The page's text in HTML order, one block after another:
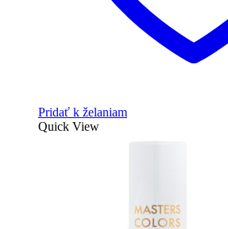
Pridať k želaniam
Quick View